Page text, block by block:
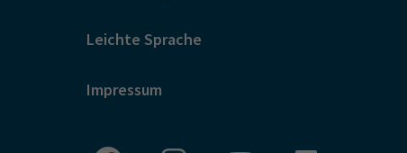
Leichte Sprache
Impressum